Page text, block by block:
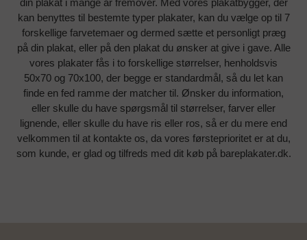
din plakat i mange år fremover. Med vores plakatbygger, der
kan benyttes til bestemte typer plakater, kan du vælge op til 7
forskellige farvetemaer og dermed sætte et personligt præg
på din plakat, eller på den plakat du ønsker at give i gave. Alle
vores plakater fås i to forskellige størrelser, henholdsvis
50x70 og 70x100, der begge er standardmål, så du let kan
finde en fed ramme der matcher til. Ønsker du information,
eller skulle du have spørgsmål til størrelser, farver eller
lignende, eller skulle du have ris eller ros, så er du mere end
velkommen til at kontakte os, da vores førsteprioritet er at du,
som kunde, er glad og tilfreds med dit køb på bareplakater.dk.